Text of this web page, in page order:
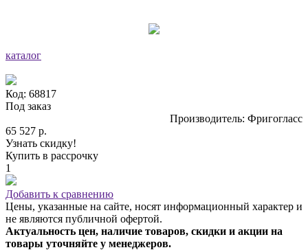
каталог
Код: 68817
Под заказ
Производитель: Фригогласс
65 527 р.
Узнать скидку!
Купить в рассрочку
1
Добавить к сравнению
Цены, указанные на сайте, носят информационный характер и
не являются публичной офертой.
Актуальность цен, наличие товаров, скидки и акции на
товары уточняйте у менеджеров.